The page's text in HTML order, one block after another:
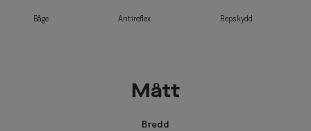
Båge Antireflex Repskydd
Mått
Bredd